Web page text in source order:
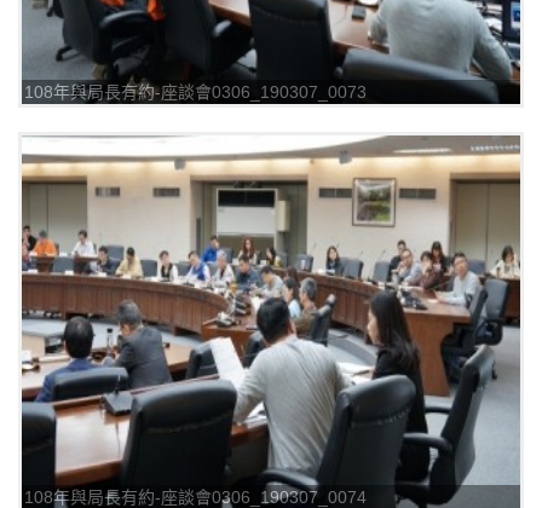
108年與局長有約-座談會0306_190307_0073
108年與局長有約-座談會0306_190307_0074